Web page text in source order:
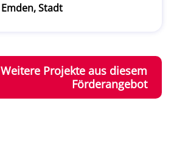
Emden, Stadt
Weitere Projekte aus diesem
Förderangebot